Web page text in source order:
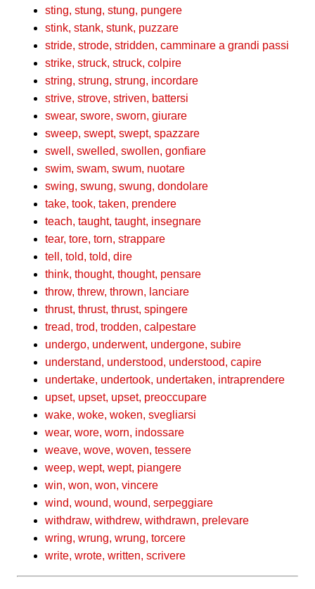
sting, stung, stung, pungere
stink, stank, stunk, puzzare
stride, strode, stridden, camminare a grandi passi
strike, struck, struck, colpire
string, strung, strung, incordare
strive, strove, striven, battersi
swear, swore, sworn, giurare
sweep, swept, swept, spazzare
swell, swelled, swollen, gonfiare
swim, swam, swum, nuotare
swing, swung, swung, dondolare
take, took, taken, prendere
teach, taught, taught, insegnare
tear, tore, torn, strappare
tell, told, told, dire
think, thought, thought, pensare
throw, threw, thrown, lanciare
thrust, thrust, thrust, spingere
tread, trod, trodden, calpestare
undergo, underwent, undergone, subire
understand, understood, understood, capire
undertake, undertook, undertaken, intraprendere
upset, upset, upset, preoccupare
wake, woke, woken, svegliarsi
wear, wore, worn, indossare
weave, wove, woven, tessere
weep, wept, wept, piangere
win, won, won, vincere
wind, wound, wound, serpeggiare
withdraw, withdrew, withdrawn, prelevare
wring, wrung, wrung, torcere
write, wrote, written, scrivere